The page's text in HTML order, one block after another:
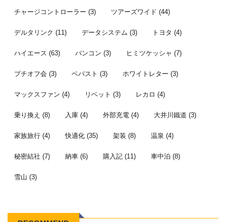
チャージコントローラー (3) ツアーズワイド (44)
デルタリンク (11) データシステム (3) トヨタ (4)
ハイエース (63) バンコン (3) ヒミツケッシャ (7)
プチオフ会 (3) ベバスト (3) ホワイトレター (3)
マックスファン (4) リベット (3) レカロ (4)
乗り換え (8) 入庫 (4) 外部充電 (4) 大井川鐵道 (3)
家族旅行 (4) 快適化 (35) 架装 (8) 温泉 (4)
秘密結社 (7) 納車 (6) 購入記 (11) 車中泊 (8)
雪山 (3)